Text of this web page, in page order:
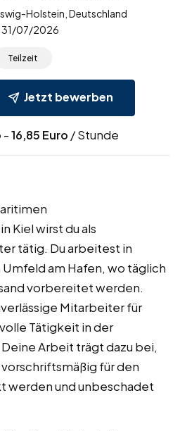
Holstein, Deutschland
31/07/2026
Teilzeit
Jetzt bewerben
-16,85 Euro / Stunde
Kiel wirst du als
tätig. Du arbeitest in
am Hafen, wo täglich
vorbereitet werden.
Mitarbeiter für
Tätigkeit in der
Arbeit trägt dazu bei,
vorschriftsmäßig für den
werden und unbeschadet